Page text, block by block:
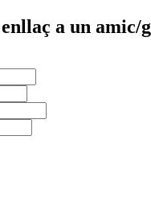
a un amic/